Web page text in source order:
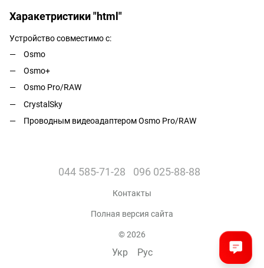
Харакетристики "html"
Устройство совместимо с:
Osmo
Osmo+
Osmo Pro/RAW
CrystalSky
Проводным видеоадаптером Osmo Pro/RAW
044 585-71-28 096 025-88-88
Контакты
Полная версия сайта
© 2026
Укр Рус